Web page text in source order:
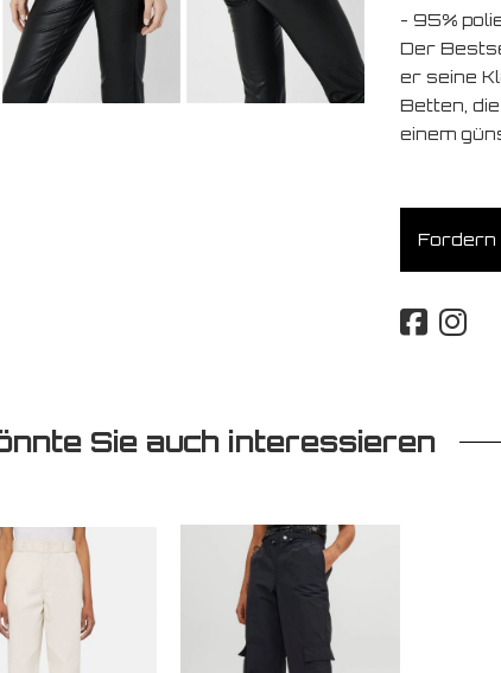
- 95%
Der
er seine
Betten,
einem
Fordern
Sie auch interessieren